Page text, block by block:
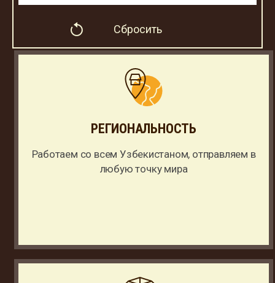
Сбросить
РЕГИОНАЛЬНОСТЬ
Работаем со всем Узбекистаном, отправляем в
любую точку мира